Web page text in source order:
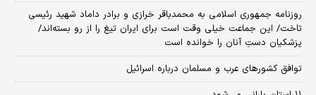
روزنامه جمهوری اسلامی به محمدباقر خرازی و برادر داماد شهید رئیسی
تاخت/ این جماعت خیلی وقت است برای ایران تیغ را از رو بسته‌اند/
پزشکیان دستِ آنان را خوانده است
توافق کشورهای عرب و مسلمان درباره اسرائیل